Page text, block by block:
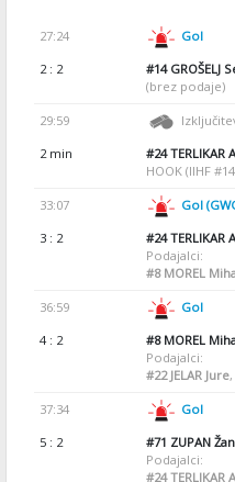
27:24 Gol
2 : 2
#14GROŠELJ
(brez podaje)
29:59
2 min
#24TERLIKAR
HOOK (IIHF
33:07 Gol
3 : 2
#24TERLIKAR
Podajalci:
#8MOREL
36:59 Gol
4 : 2
#8MOREL
Podajalci:
#22JELAR Jure,
37:34 Gol
5 : 2
#71 ZUPAN Žan
Podajalci:
#24TERLIKAR